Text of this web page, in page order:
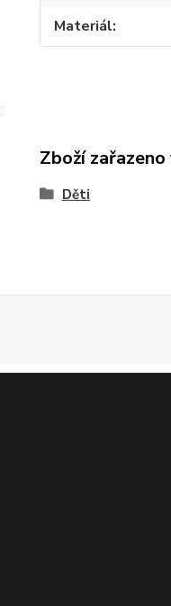
Materiál
Zboží
Děti